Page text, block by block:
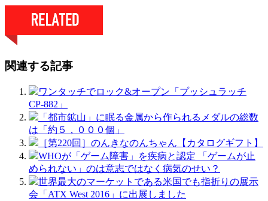
関連する記事
ワンタッチでロック&オープン「プッシュラッチ
CP-882」
「都市鉱山」に眠る金属から作られるメダルの総数
は「約５，０００個」
［第220回］のんきなのんちゃん【カタログギフト】
WHOが「ゲーム障害」を疾病と認定 「ゲームが止
められない」のは意志ではなく病気のせい？
世界最大のマーケットである米国でも指折りの展示
会「ATX West 2016」に出展しました